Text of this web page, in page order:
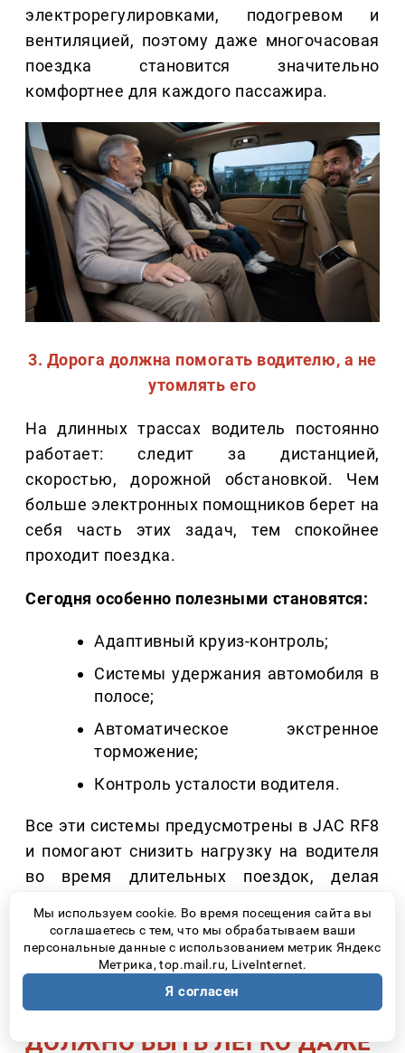
электрорегулировками, подогревом и
вентиляцией, поэтому даже многочасовая
поездка становится значительно
комфортнее для каждого пассажира.
3. Дорога должна помогать водителю, а не
утомлять его
На длинных трассах водитель постоянно
работает: следит за дистанцией,
скоростью, дорожной обстановкой. Чем
больше электронных помощников берет на
себя часть этих задач, тем спокойнее
проходит поездка.
Сегодня особенно полезными становятся:
Адаптивный круиз-контроль;
Системы удержания автомобиля в
полосе;
Автоматическое экстренное
торможение;
Контроль усталости водителя.
Все эти системы предусмотрены в JAC RF8
и помогают снизить нагрузку на водителя
во время длительных поездок, делая
безопасным.
4. МАНЕВРИРОВАТЬ
ДОЛЖНО БЫТЬ ЛЕГКО ДАЖЕ
Мы используем cookie. Во время посещения сайта вы
соглашаетесь с тем, что мы обрабатываем ваши
персональные данные с использованием метрик Яндекс
Метрика, top.mail.ru, LiveInternet.
Я согласен